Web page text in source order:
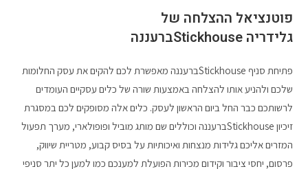
פוטנציאל ההצלחה של
גלידריה Stickhouseברעננה
פתיחת סניף Stickhouseברעננה מאפשרת לכם להקים את עסק החלומות
שלכם ולהניע אותו להצלחה באמצעות שורה של כלים עסקיים העומדים
לרשותכם כבר החל ביום הראשון לעסק. כלים אלה מסופקים לכם במסגרת
זיכיון Stickhouseברעננה וכוללים שם מותג מוביל ופופולארי, מערך תפעול
המזרים אליכם גלידות מנצחות ואיכותיות על בסיס קבוע, מטריית שיווק,
פרסום, יחסי ציבור וקידום מכירות הפועלת למענכם כמו למען כל יתר סניפי